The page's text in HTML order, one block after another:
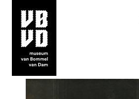
museum van Bommel van Dam